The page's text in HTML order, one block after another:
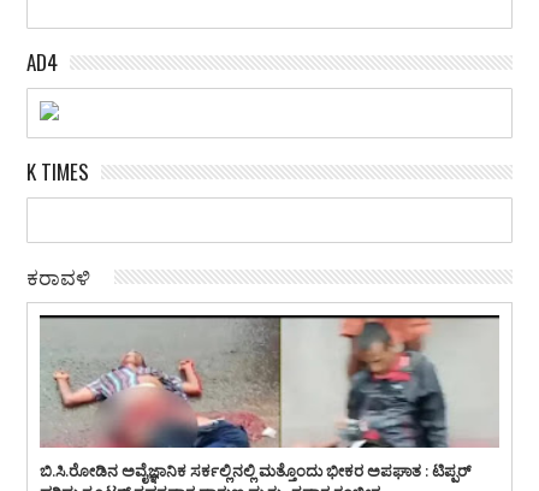
AD4
K TIMES
ಕರಾವಳಿ
ಬಿ.ಸಿ.ರೋಡಿನ ಅವೈಜ್ಞಾನಿಕ ಸರ್ಕಲ್ಲಿನಲ್ಲಿ ಮತ್ತೊಂದು ಭೀಕರ ಅಪಘಾತ : ಟಿಪ್ಪರ್